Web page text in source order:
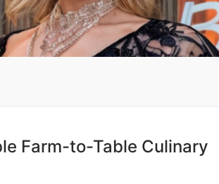
Farm-to-Table Culinary